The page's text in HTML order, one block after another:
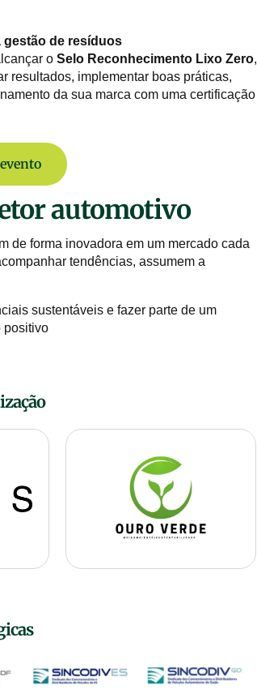
de resíduos
o Selo Reconhecimento Lixo Zero,
resultados, implementar boas práticas,
da sua marca com uma certificação
automotivo
de forma inovadora em um mercado cada
tendências, assumem a
sustentáveis e fazer parte de um
positivo